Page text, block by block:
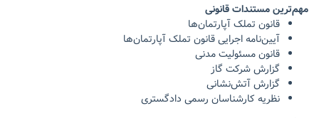
مهم‌ترین مستندات قانونی
قانون تملک آپارتمان‌ها
آیین‌نامه اجرایی قانون تملک آپارتمان‌ها
قانون مسئولیت مدنی
گزارش شرکت گاز
گزارش آتش‌نشانی
نظریه کارشناسان رسمی دادگستری